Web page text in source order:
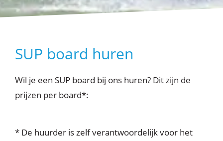
SUP board huren
Wil je een SUP board bij ons huren? Dit zijn de
prijzen per board*:
* De huurder is zelf verantwoordelijk voor het